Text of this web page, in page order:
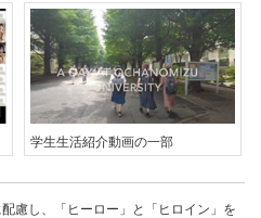
学生生活紹介動画の一部
慮し、「ヒーロー」と「ヒロイン」を